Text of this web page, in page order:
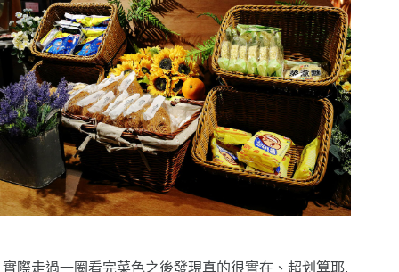
實際走過一圈看完菜色之後發現真的很實在、超划算耶,